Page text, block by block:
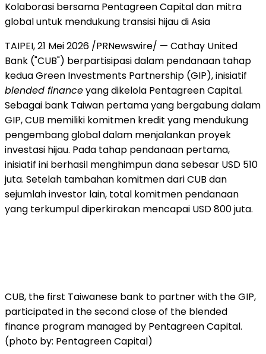
Kolaborasi bersama Pentagreen Capital dan mitra
global untuk mendukung transisi hijau di Asia
TAIPEI, 21 Mei 2026 /PRNewswire/ — Cathay United
Bank ("CUB") berpartisipasi dalam pendanaan tahap
kedua Green Investments Partnership (GIP), inisiatif
blended financeyang dikelola Pentagreen Capital.
Sebagai bank Taiwan pertama yang bergabung dalam
GIP, CUB memiliki komitmen kredit yang mendukung
pengembang global dalam menjalankan proyek
investasi hijau. Pada tahap pendanaan pertama,
inisiatif ini berhasil menghimpun dana sebesar USD 510
juta. Setelah tambahan komitmen dari CUB dan
sejumlah investor lain, total komitmen pendanaan
yang terkumpul diperkirakan mencapai USD 800 juta.
CUB, the first Taiwanese bank to partner with the GIP,
participated in the second close of the blended
finance program managed by Pentagreen Capital.
(photo by: Pentagreen Capital)